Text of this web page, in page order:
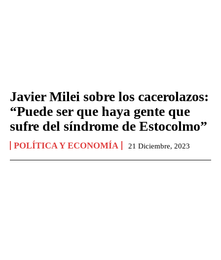
Javier Milei sobre los cacerolazos:
“Puede ser que haya gente que
sufre del síndrome de Estocolmo”
POLÍTICA Y ECONOMÍA 21 Diciembre, 2023